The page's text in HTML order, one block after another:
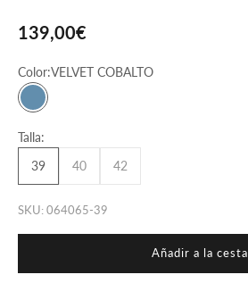
Precio de oferta
139,00€
Color:VELVET COBALTO
VELVET COBALTO
Talla:
39
40 42
SKU: 064065-39
Añadir a la cesta